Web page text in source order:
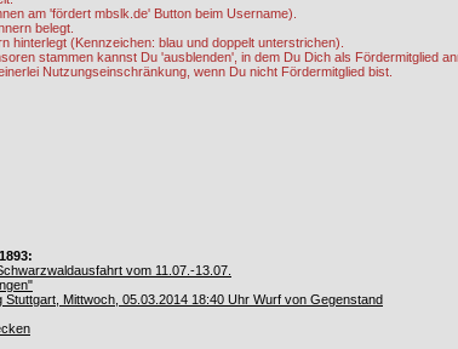
am 'fördert mbslk.de' Button beim Username).
belegt.
hinterlegt (Kennzeichen: blau und doppelt unterstrichen).
stammen kannst Du 'ausblenden', in dem Du Dich als Fördermitglied
Nutzungseinschränkung, wenn Du nicht Fördermitglied bist.
vom 11.07.-13.07.
Mittwoch, 05.03.2014 18:40 Uhr Wurf von Gegenstand